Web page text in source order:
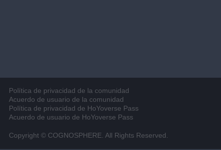
Política de privacidad de la comunidad
Acuerdo de usuario de la comunidad
Política de privacidad de HoYoverse Pass
Acuerdo de usuario de HoYoverse Pass
Copyright © COGNOSPHERE. All Rights Reserved.